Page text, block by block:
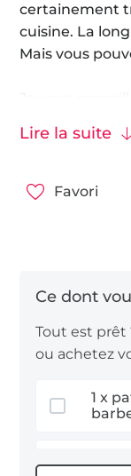
certainement
cuisine. La
Mais vous
coudre !
© Laura
Uniquement
Lire la suite
Favori
Tout est prêt
ou achetez
1 x patron gratuit Malomi tablier